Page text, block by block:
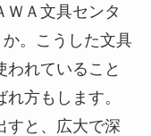
ＷＡ文具センタ
。こうした文具
われていること
方もします。
すと、広大で深